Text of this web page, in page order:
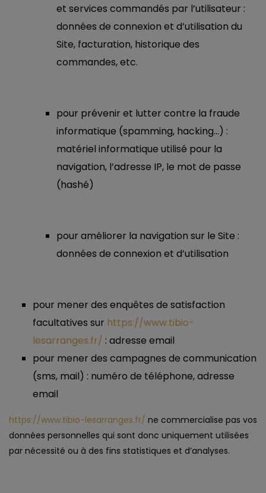
et services commandés par l’utilisateur :
données de connexion et d’utilisation du
Site, facturation, historique des
commandes, etc.
pour prévenir et lutter contre la fraude
informatique (spamming, hacking…) :
matériel informatique utilisé pour la
navigation, l’adresse IP, le mot de passe
(hashé)
pour améliorer la navigation sur le Site :
données de connexion et d’utilisation
pour mener des enquêtes de satisfaction
facultatives sur https://www.tibio-
lesarranges.fr/ : adresse email
pour mener des campagnes de communication
(sms, mail) : numéro de téléphone, adresse
email
https://www.tibio-lesarranges.fr/ ne commercialise pas vos
données personnelles qui sont donc uniquement utilisées
par nécessité ou à des fins statistiques et d’analyses.